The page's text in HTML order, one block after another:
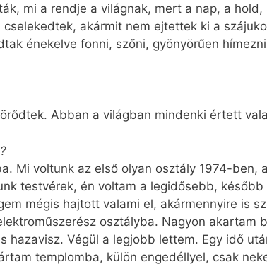
mi a rendje a világnak, mert a nap, a hold,
akármit nem ejtettek ki a
énekelve fonni, szőni, gyönyörűen
Abban a világban mindenki értett
Mi voltunk az első olyan osztály 1974-ben,
testvérek, én voltam a legidősebb, később
mégis hajtott valami el, akármennyire is
osztályba. Nagyon akartam
hazavisz. Végül a legjobb lettem. Egy idő
templomba, külön engedéllyel, csak